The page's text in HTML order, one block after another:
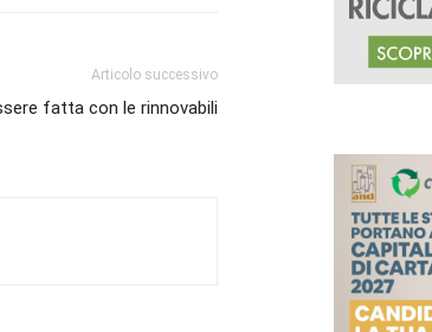
Articolo successivo
fatta con le rinnovabili